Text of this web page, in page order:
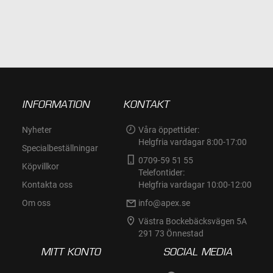
INFORMATION
Nyheter
Specialbeställningar
Köpvillkor
Kontakta oss
Om oss
KONTAKT
Våra öppettider:
Helgfria vardagar 8:00-17:00
0709-59 51 55
Telefontider:
Helgfria vardagar 10:00-12:00
info@apex.se
Västra Bockebäcksvägen 5A
291 73 Önnestad
MITT KONTO SOCIAL MEDIA